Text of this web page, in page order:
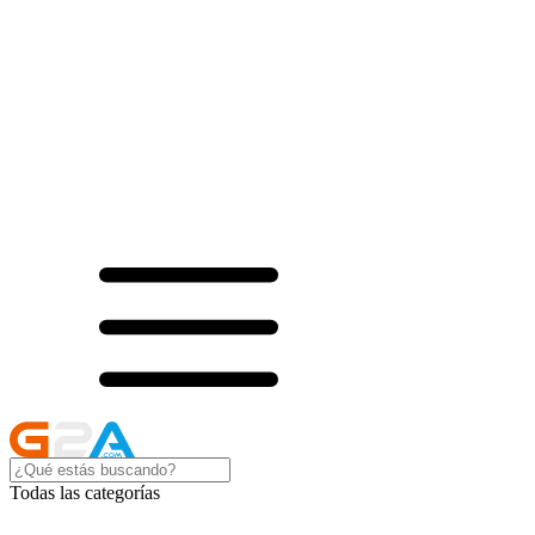
Todas las categorías